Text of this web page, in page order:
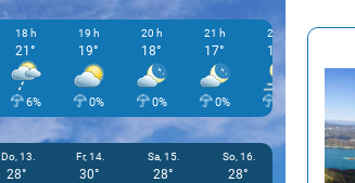
18 h
21°
6%
19 h
19°
0%
20 h
18°
0%
21 h
17°
0%
22 h
17°
0%
Do, 13.
28°
Fr, 14.
30°
Sa, 15.
28°
So, 16.
28°